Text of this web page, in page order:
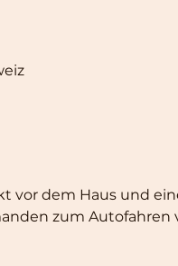
vor dem Haus und
zum Autofahren